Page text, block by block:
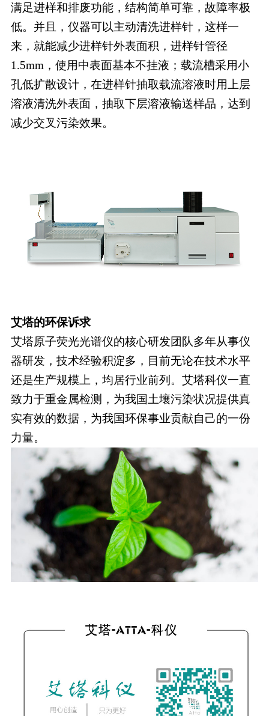
满足进样和排废功能，结构简单可靠，故障率极
低。并且，仪器可以主动清洗进样针，这样一
来，就能减少进样针外表面积，进样针管径
1.5mm，使用中表面基本不挂液；载流槽采用小
孔低扩散设计，在进样针抽取载流溶液时用上层
溶液清洗外表面，抽取下层溶液输送样品，达到
减少交叉污染效果。
艾塔的环保诉求
艾塔原子荧光光谱仪的核心研发团队多年从事仪
器研发，技术经验积淀多，目前无论在技术水平
还是生产规模上，均居行业前列。艾塔科仪一直
致力于重金属检测，为我国土壤污染状况提供真
实有效的数据，为我国环保事业贡献自己的一份
力量。